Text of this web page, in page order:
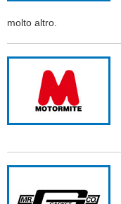
molto altro.